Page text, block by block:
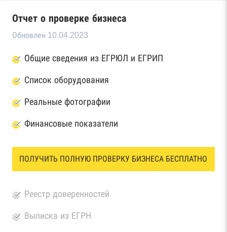
Отчет о проверке бизнеса
Обновлен 10.04.2023
Общие сведения из ЕГРЮЛ и ЕГРИП
Список оборудования
Реальные фотографии
Финансовые показатели
ПОЛУЧИТЬ ПОЛНУЮ ПРОВЕРКУ БИЗНЕСА БЕСПЛАТНО
Реестр доверенностей
Выписка из ЕГРН